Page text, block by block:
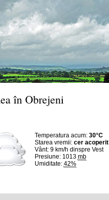
în Obrejeni
Temperatura acum: 30°C
Starea vremii: cer acoperit
Vânt: 9 km/h dinspre Vest
Presiune: 1013 mb
Umiditate: 42%